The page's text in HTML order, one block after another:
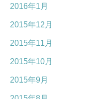
2016年1月
2015年12月
2015年11月
2015年10月
2015年9月